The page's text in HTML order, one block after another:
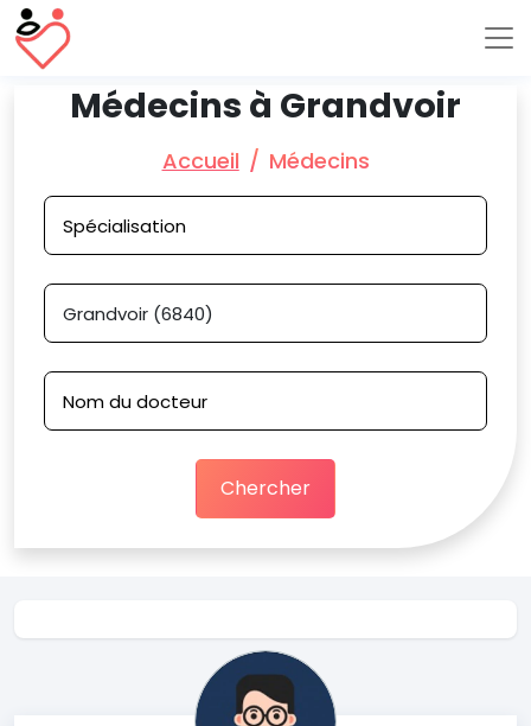
Médecins à Grandvoir
Accueil Médecins
Chercher